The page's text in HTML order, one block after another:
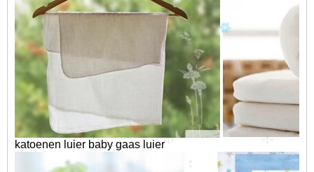
katoenen luier baby gaas luier